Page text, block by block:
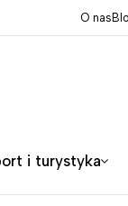
O nas
i turystyka